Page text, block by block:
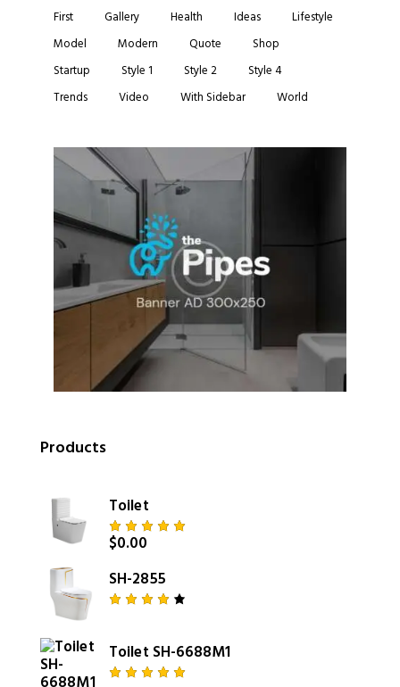
First
Gallery Health Ideas
Lifestyle
Model
Modern Quote
Shop
Startup
Style 1 Style 2
Style 4
Trends
Video With Sidebar World
Products
Toilet
Rated
$0.00
SH-2855
5
Toilet SH-6688M1